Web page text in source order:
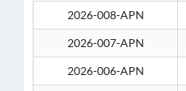
2026-008-APN
2026-007-APN
2026-006-APN